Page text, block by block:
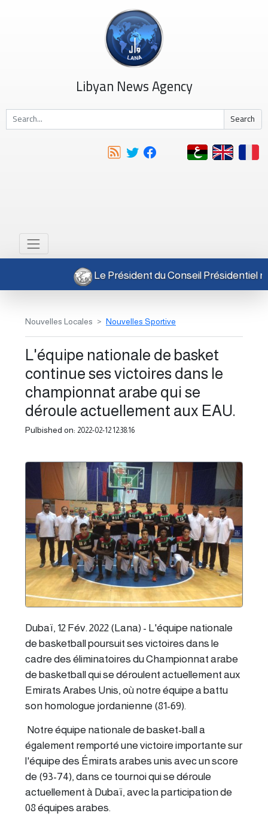
Libyan News Agency
Search
Le Président du Conseil
Nouvelles Locales Nouvelles Sportive
L'équipe nationale de basket
continue ses victoires dans le
championnat arabe qui se
déroule actuellement aux EAU.
Pulbished on: 2022-02-12 12:38:16
Dubaï, 12 Fév. 2022 (Lana) - L'équipe nationale
de basketball poursuit ses victoires dans le
cadre des éliminatoires du Championnat arabe
de basketball qui se déroulent actuellement aux
Emirats Arabes Unis, où notre équipe a battu
son homologue jordanienne (81-69).
Notre équipe nationale de basket-ball a
également remporté une victoire importante sur
l'équipe des Émirats arabes unis avec un score
de (93-74), dans ce tournoi qui se déroule
actuellement à Dubaï, avec la participation de
08 équipes arabes.